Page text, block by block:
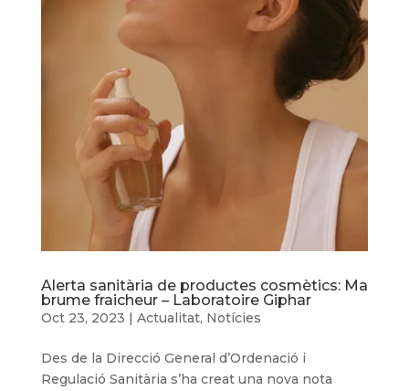
Alerta sanitària de productes cosmètics: Ma
brume fraicheur – Laboratoire Giphar
Oct 23, 2023 | Actualitat, Notícies
Des de la Direcció General d’Ordenació i
Regulació Sanitària s’ha creat una nova nota